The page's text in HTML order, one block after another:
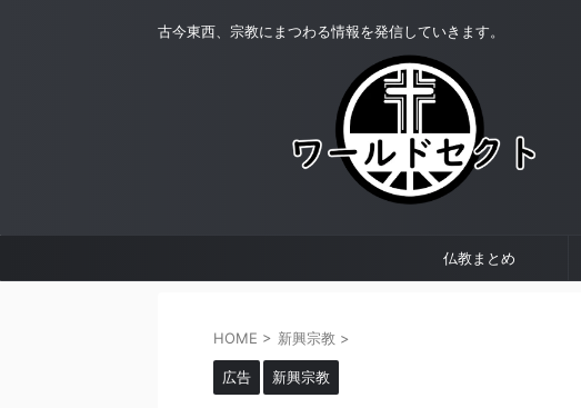
古今東西、宗教にまつわる情報を発信していきます。
仏教まとめ
HOME > 新興宗教 >
広告 新興宗教